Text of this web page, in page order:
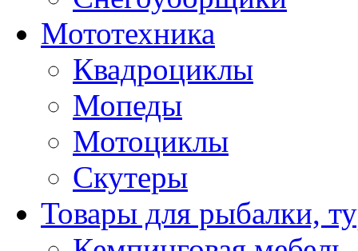
Мототехника
Квадроциклы
Мопеды
Мотоциклы
Скутеры
Товары для рыбалки,